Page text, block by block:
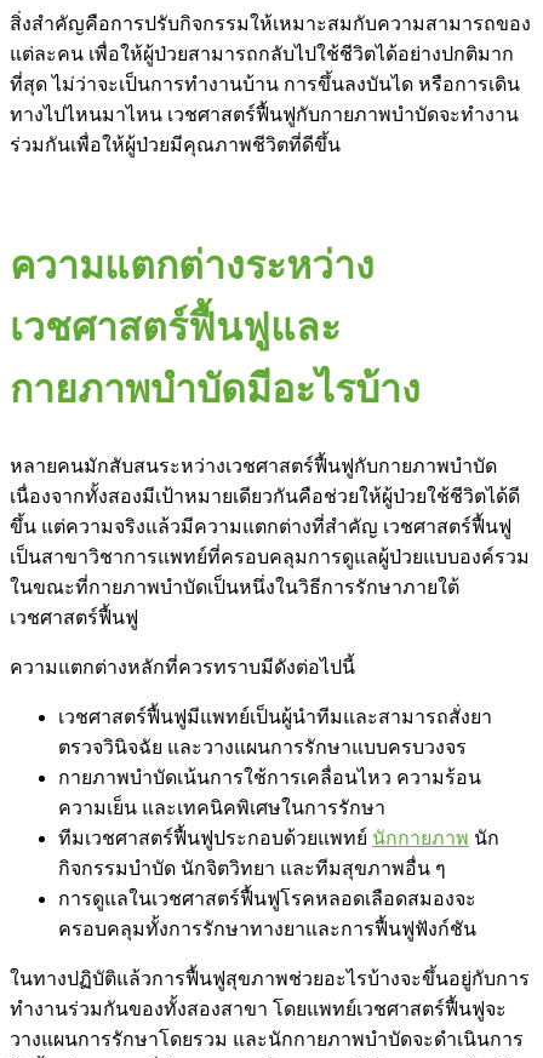
สิ่งสำคัญคือการปรับกิจกรรมให้เหมาะสมกับความสามารถของ
แต่ละคน เพื่อให้ผู้ป่วยสามารถกลับไปใช้ชีวิตได้อย่างปกติมาก
ที่สุด ไม่ว่าจะเป็นการทำงานบ้าน การขึ้นลงบันได หรือการเดิน
ทางไปไหนมาไหน เวชศาสตร์ฟื้นฟูกับกายภาพบำบัดจะทำงาน
ร่วมกันเพื่อให้ผู้ป่วยมีคุณภาพชีวิตที่ดีขึ้น
ความแตกต่างระหว่าง
เวชศาสตร์ฟื้นฟูและ
กายภาพบำบัดมีอะไรบ้าง
หลายคนมักสับสนระหว่างเวชศาสตร์ฟื้นฟูกับกายภาพบำบัด
เนื่องจากทั้งสองมีเป้าหมายเดียวกันคือช่วยให้ผู้ป่วยใช้ชีวิตได้ดี
ขึ้น แต่ความจริงแล้วมีความแตกต่างที่สำคัญ เวชศาสตร์ฟื้นฟู
เป็นสาขาวิชาการแพทย์ที่ครอบคลุมการดูแลผู้ป่วยแบบองค์รวม
ในขณะที่กายภาพบำบัดเป็นหนึ่งในวิธีการรักษาภายใต้
เวชศาสตร์ฟื้นฟู
ความแตกต่างหลักที่ควรทราบมีดังต่อไปนี้
เวชศาสตร์ฟื้นฟูมีแพทย์เป็นผู้นำทีมและสามารถสั่งยา
ตรวจวินิจฉัย และวางแผนการรักษาแบบครบวงจร
กายภาพบำบัดเน้นการใช้การเคลื่อนไหว ความร้อน
ความเย็น และเทคนิคพิเศษในการรักษา
ทีมเวชศาสตร์ฟื้นฟูประกอบด้วยแพทย์ นักกายภาพ นัก
กิจกรรมบำบัด นักจิตวิทยา และทีมสุขภาพอื่น ๆ
การดูแลในเวชศาสตร์ฟื้นฟูโรคหลอดเลือดสมองจะ
ครอบคลุมทั้งการรักษาทางยาและการฟื้นฟูฟังก์ชัน
ในทางปฏิบัติแล้วการฟื้นฟูสุขภาพช่วยอะไรบ้างจะขึ้นอยู่กับการ
ทำงานร่วมกันของทั้งสองสาขา โดยแพทย์เวชศาสตร์ฟื้นฟูจะ
วางแผนการรักษาโดยรวม และนักกายภาพบำบัดจะดำเนินการ